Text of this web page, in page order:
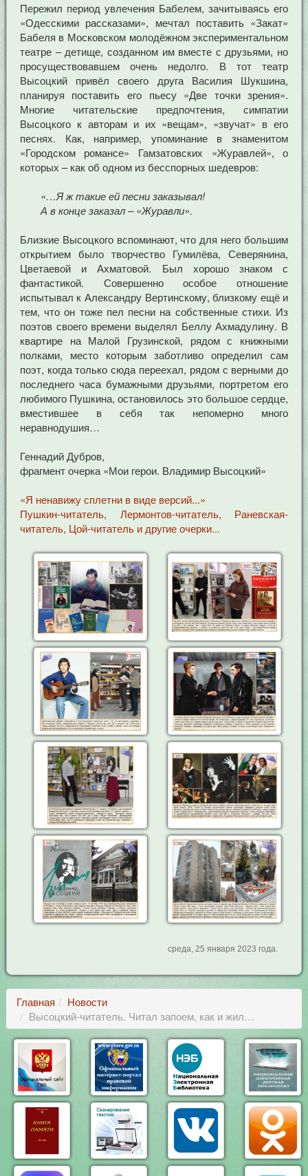
Пережил период увлечения Бабелем, зачитываясь его
«Одесскими рассказами», мечтал поставить «Закат»
Бабеля в Московском молодёжном экспериментальном
театре – детище, созданном им вместе с друзьями, но
просуществовавшем очень недолго. В тот театр
Высоцкий привёл своего друга Василия Шукшина,
планируя поставить его пьесу «Две точки зрения».
Многие читательские предпочтения, симпатии
Высоцкого к авторам и их «вещам», «звучат» в его
песнях. Как, например, упоминание в знаменитом
«Городском романсе» Гамзатовских «Журавлей», о
которых – как об одном из бесспорных шедевров:
«…Я ж такие ей песни заказывал!
А в конце заказал – «Журавли».
Близкие Высоцкого вспоминают, что для него большим
открытием было творчество Гумилёва, Северянина,
Цветаевой и Ахматовой. Был хорошо знаком с
фантастикой. Совершенно особое отношение
испытывал к Александру Вертинскому, близкому ещё и
тем, что он тоже пел песни на собственные стихи. Из
поэтов своего времени выделял Беллу Ахмадулину. В
квартире на Малой Грузинской, рядом с книжными
полками, место которым заботливо определил сам
поэт, когда только сюда переехал, рядом с верными до
последнего часа бумажными друзьями, портретом его
любимого Пушкина, остановилось это большое сердце,
вместившее в себя так непомерно много
неравнодушия…
Геннадий Дубров,
фрагмент очерка «Мои герои. Владимир Высоцкий»
«Я ненавижу сплетни в виде версий...»
Пушкин-читатель, Лермонтов-читатель, Раневская-
читатель, Цой-читатель и другие очерки...
среда, 25 января 2023 года.
Главная
Новости
Высоцкий-читатель. Читал запоем, как и жил…